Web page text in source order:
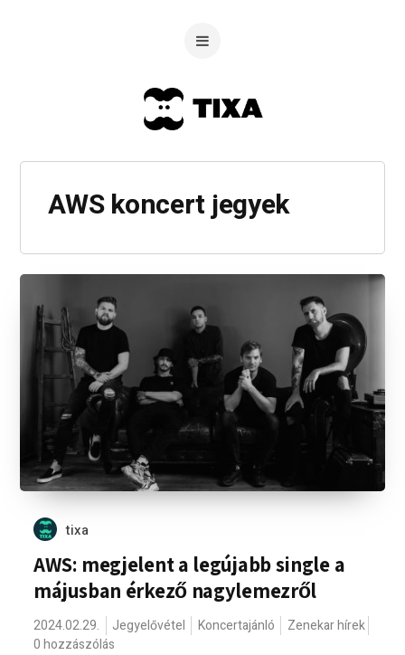
AWS koncert jegyek
tixa
AWS: megjelent a legújabb single a
májusban érkező nagylemezről
2024.02.29. Jegyelővétel Koncertajánló
Zenekar hírek
0 hozzászólás